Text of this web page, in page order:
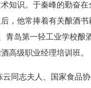
知识。于秦峰的勤奋
，他常捧着有关酿酒
青岛第一轻工业学校酿
高级职业经理培训班。
志夫人、国家食品